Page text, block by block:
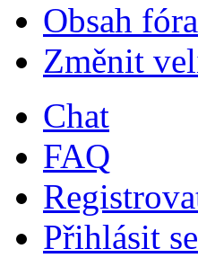
Obsah fóra
Změnit
Chat
FAQ
Přihlásit se